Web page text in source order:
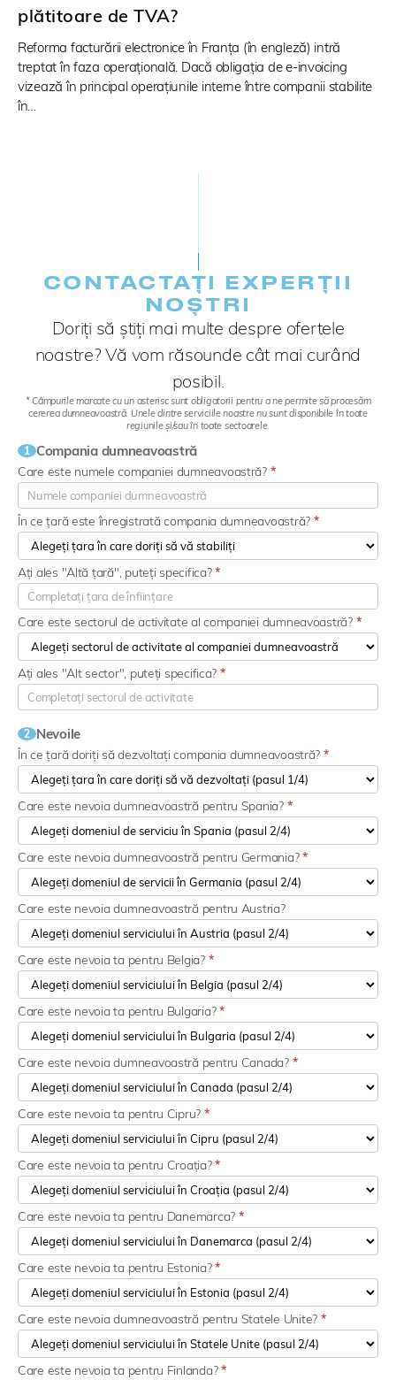
plătitoare de TVA?
Reforma facturării electronice în Franța (în engleză) intră
treptat în faza operațională. Dacă obligația de e-invoicing
vizează în principal operațiunile interne între companii stabilite
în…
CONTACTAȚI EXPERȚII
NOȘTRI
Doriți să știți mai multe despre ofertele
noastre? Vă vom răsounde cât mai curând
posibil.
* Câmpurile marcate cu un asterisc sunt obligatorii pentru a ne permite să procesăm
cererea dumneavoastră. Unele dintre serviciile noastre nu sunt disponibile în toate
regiunile și/sau în toate sectoarele.
1 Compania dumneavoastră
Care este numele companiei dumneavoastră? *
În ce țară este înregistrată compania dumneavoastră? *
Care este sectorul de activitate al companiei dumneavoastră? *
Ați ales "Altă țară", puteți specifica?*
Ați ales "Alt sector", puteți specifica? *
2 Nevoile
În ce țară doriți să dezvoltați compania dumneavoastră? *
Care este nevoia dumneavoastră pentru Spania? *
Care este nevoia dumneavoastră pentru Germania?*
Care este nevoia dumneavoastră pentru Austria?
Care este nevoia ta pentru Belgia? *
Care este nevoia ta pentru Bulgaria?*
Care este nevoia dumneavoastră pentru Canada? *
Care este nevoia ta pentru Cipru? *
Care este nevoia ta pentru Croația?*
Care este nevoia ta pentru Danemarca? *
Care este nevoia ta pentru Estonia?*
Care este nevoia dumneavoastră pentru Statele Unite? *
Care este nevoia ta pentru Finlanda?*